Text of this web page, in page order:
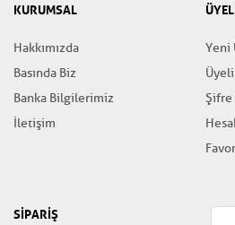
KURUMSAL
Hakkımızda
Basında Biz
Banka Bilgilerimiz
İletişim
Yeni
Şifre
SİPARİŞ